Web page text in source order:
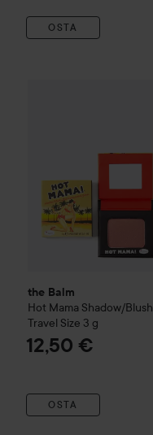
OSTA
the Balm
Hot Mama Shadow/Blush
Travel Size 3 g
12,50 €
OSTA